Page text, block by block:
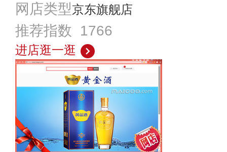
网店类型京东旗舰店
推荐指数 1766
进店逛一逛